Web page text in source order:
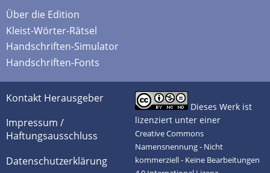
Über die Edition
Kleist-Wörter-Rätsel
Handschriften-Simulator
Handschriften-Fonts
Kontakt Herausgeber
Impressum /
Haftungsausschluss
Datenschutzerklärung
Dieses Werk ist
lizenziert unter einer
Creative Commons
Namensnennung - Nicht
kommerziell - Keine Bearbeitungen